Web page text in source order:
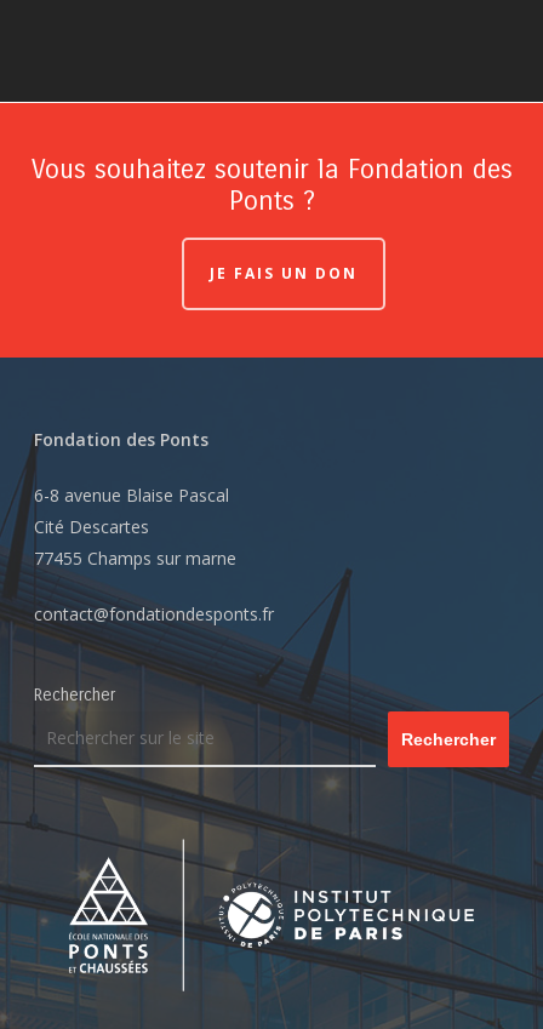
Vous souhaitez soutenir la Fondation des
Ponts ?
JE FAIS UN DON
Fondation des Ponts
6-8 avenue Blaise Pascal
Cité Descartes
77455 Champs sur marne
contact@fondationdesponts.fr
Rechercher
Rechercher